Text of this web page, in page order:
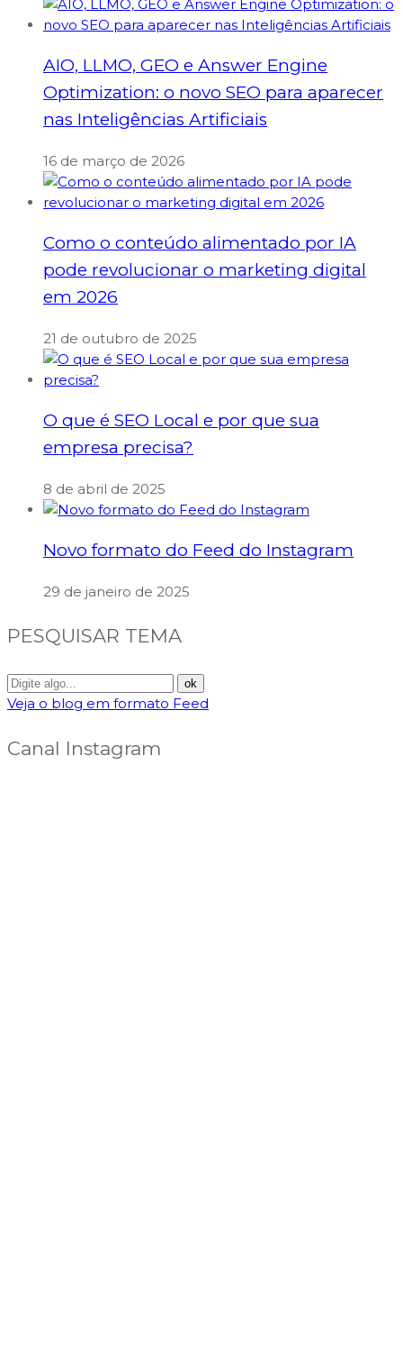
AIO, LLMO, GEO e Answer Engine
Optimization: o novo SEO para aparecer
nas Inteligências Artificiais
16 de março de 2026
Como o conteúdo alimentado por IA
pode revolucionar o marketing digital
em 2026
21 de outubro de 2025
O que é SEO Local e por que sua
empresa precisa?
8 de abril de 2025
Novo formato do Feed do Instagram
29 de janeiro de 2025
PESQUISAR TEMA
Veja o blog em formato Feed
Canal Instagram